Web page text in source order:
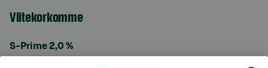
Viitekorkomme
S-Prime 2,0 %